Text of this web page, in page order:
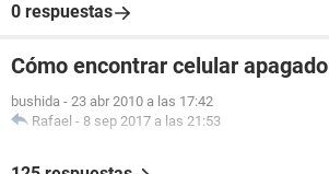
0 respuestas
Cómo encontrar celular apagado
bushida - 23 abr 2010 a las 17:42
Rafael - 8 sep 2017 a las 21:53